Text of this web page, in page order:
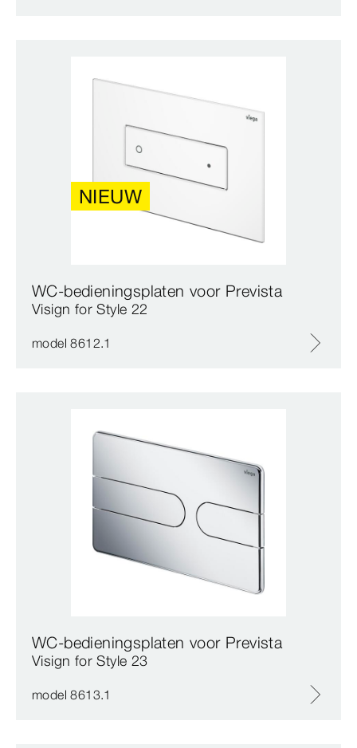
NIEUW
WC-bedieningsplaten voor Prevista
Visign for Style 22
model 8612.1
WC-bedieningsplaten voor Prevista
Visign for Style 23
model 8613.1